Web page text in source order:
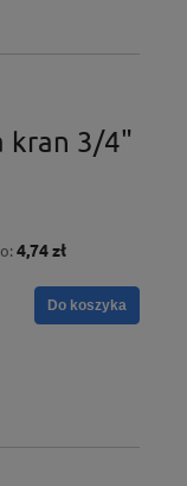
kran 3/4"
4,74 zł
Do koszyka